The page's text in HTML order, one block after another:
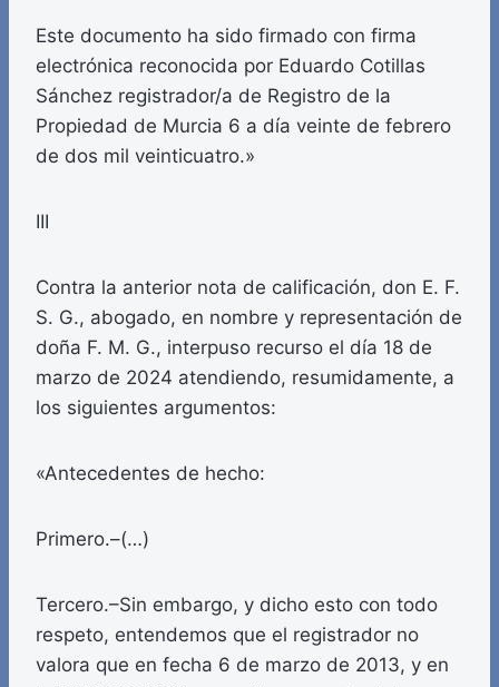
Este documento ha sido firmado con firma
electrónica reconocida por Eduardo Cotillas
Sánchez registrador/a de Registro de la
Propiedad de Murcia 6 a día veinte de febrero
de dos mil veinticuatro.»
III
Contra la anterior nota de calificación, don E. F.
S. G., abogado, en nombre y representación de
doña F. M. G., interpuso recurso el día 18 de
marzo de 2024 atendiendo, resumidamente, a
los siguientes argumentos:
«Antecedentes de hecho:
Primero.–(…)
Tercero.–Sin embargo, y dicho esto con todo
respeto, entendemos que el registrador no
valora que en fecha 6 de marzo de 2013, y en